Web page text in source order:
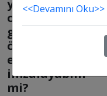
yetkilisi
olarak
görevlendirilip
ödeme
emrini
imzalayabilir
mi?
<<Devamını Oku>>